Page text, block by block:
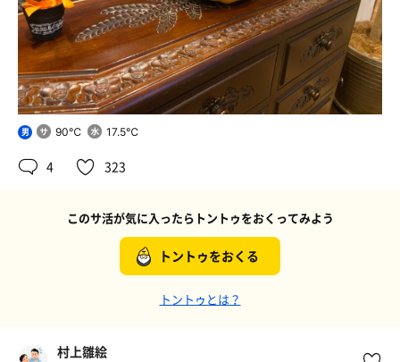
男 90℃ 17.5℃
4 323
このサ活が気に入ったらトントゥをおくってみよう
トントゥをおくる
トントゥとは？
村上雛絵